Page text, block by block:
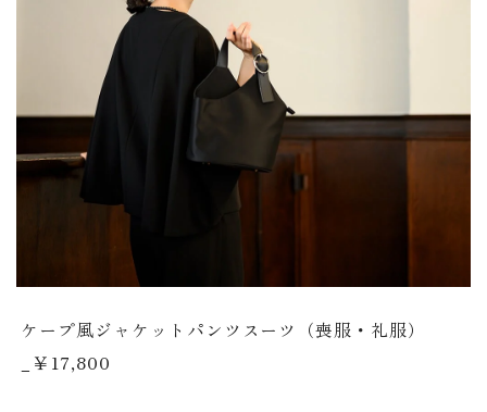
ケープ風ジャケットパンツスーツ（喪服・礼服）
_￥17,800